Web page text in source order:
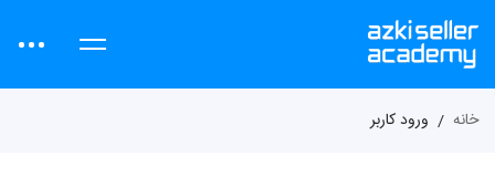
خانه ورود کاربر